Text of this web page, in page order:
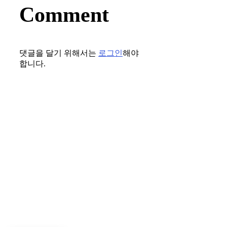
Comment
댓글을 달기 위해서는 로그인해야
합니다.